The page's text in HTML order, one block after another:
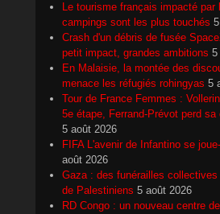
Le tourisme français impacté par
campings sont les plus touchés
Crash d'un débris de fusée
petit impact, grandes ambitions 5
En Malaisie, la montée des
menace les réfugiés rohingyas 5
Tour de France Femmes :
5e étape, Ferrand-Prévot perd sa
5 août 2026
FIFA L'avenir de Infantino se
août 2026
Gaza : des funérailles collectives
de Palestiniens 5 août 2026
RD Congo : un nouveau centre